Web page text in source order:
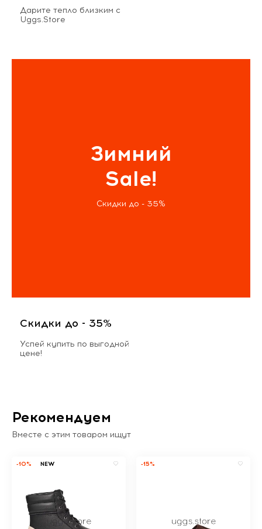
Дарите тепло близким с
Uggs.Store
Зимний
Sale!
Скидки до - 35%
Скидки до - 35%
Успей купить по выгодной
цене!
Рекомендуем
Вместе с этим товаром ищут
-10% NEW -15%